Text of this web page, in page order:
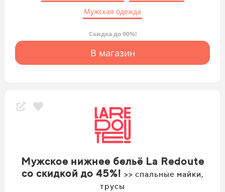
Мужская одежда
Скидка до 90%!
В магазин
Мужское нижнее бельё La Redoute
со скидкой до 45%! >> спальные майки,
трусы